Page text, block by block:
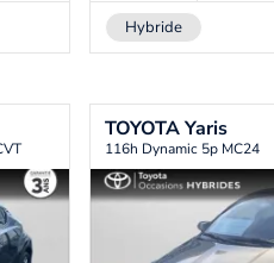
Hybride
TOYOTAYaris
116h Dynamic 5p MC24